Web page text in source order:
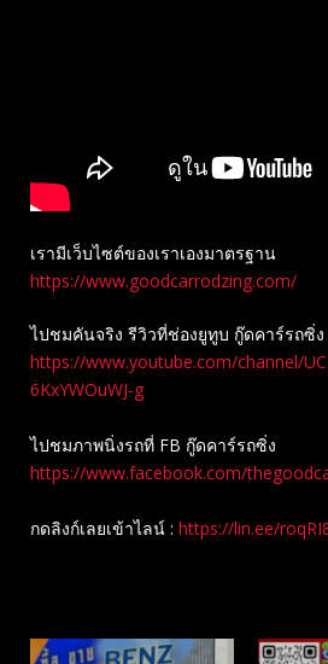
เรามีเว็บไซต์ของเราเองมาตรฐาน
https://www.goodcarrodzing.com/
ไปชมคันจริง รีวิวที่ช่องยู​ทูบ​ กู๊ดคาร์รถซิ่ง
https://www.youtube.com/channel/
6KxYWOuWJ-g
ไปชมภาพนิ่งรถที่ FB กู๊ดคาร์รถซิ่ง
https://www.facebook.com/
กดลิงก์เลยเข้าไลน์ : https://lin.ee/